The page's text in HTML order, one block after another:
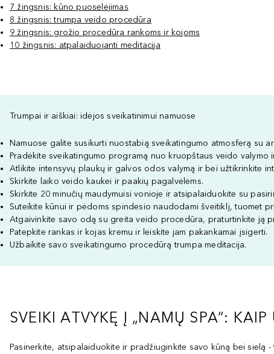
7 žingsnis: kūno puoselėjimas
8 žingsnis: trumpa veido procedūra
9 žingsnis: grožio procedūra rankoms ir kojoms
10 žingsnis: atpalaiduojanti meditacija
Trumpai ir aiškiai: idėjos sveikatinimui namuose
Namuose galite susikurti nuostabią sveikatingumo atmosferą su
Pradėkite sveikatingumo programą nuo kruopštaus veido valymo
Atlikite intensyvų plaukų ir galvos odos valymą ir bei užtikrinkite
Skirkite laiko veido kaukei ir paakių pagalvėlėms.
Skirkite 20 minučių maudymuisi vonioje ir atsipalaiduokite su
Suteikite kūnui ir pėdoms spindesio naudodami šveitiklį, tuomet
Atgaivinkite savo odą su greita veido procedūra, praturtinkite ją
Patepkite rankas ir kojas kremu ir leiskite jam pakankamai įsigerti.
Užbaikite savo sveikatingumo procedūrą trumpa meditacija.
SVEIKI ATVYKĘ Į „NAMŲ SPA“:
Pasinerkite, atsipalaiduokite ir pradžiuginkite savo kūną bei sielą